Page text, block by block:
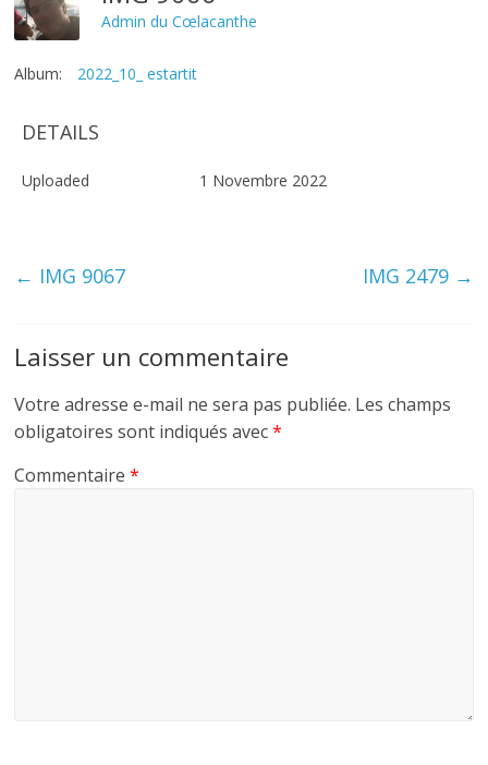
Admin du Cœlacanthe
Album: 2022_10_ estartit
DETAILS
Uploaded 1 Novembre 2022
← IMG 9067 IMG 2479 →
Laisser un commentaire
Votre adresse e-mail ne sera pas publiée. Les champs
obligatoires sont indiqués avec*
Commentaire*